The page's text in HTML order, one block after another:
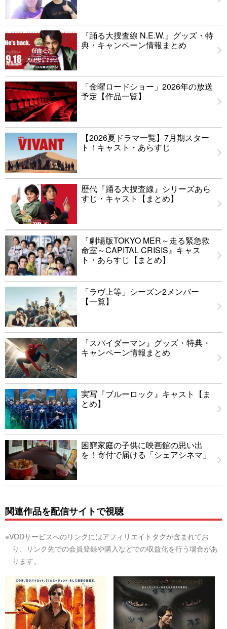
『踊る大捜査線 N.E.W.』グッズ・特
典・キャンペーン情報まとめ
「金曜ロードショー」2026年の放送
予定【作品一覧】
【2026夏ドラマ一覧】7月期スター
ト！キャスト・あらすじ
歴代『踊る大捜査線』シリーズあら
すじ・キャスト【まとめ】
『劇場版TOKYO MER～走る緊急救
命室～CAPITAL CRISIS』キャス
ト・あらすじ【まとめ】
「ラヴ上等」シーズン2メンバー
【一覧】
『スパイダーマン』グッズ・特典・
キャンペーン情報まとめ
実写『ブルーロック』キャスト【ま
とめ】
困窮家庭の子供に映画館の思い出
を！寄付で届ける「シェアシネマ」
関連作品を配信サイトで視聴
※VODサービスへのリンクにはアフィリエイトタグが含まれてお
り、リンク先での会員登録や購入などでの収益化を行う場合があ
ります。